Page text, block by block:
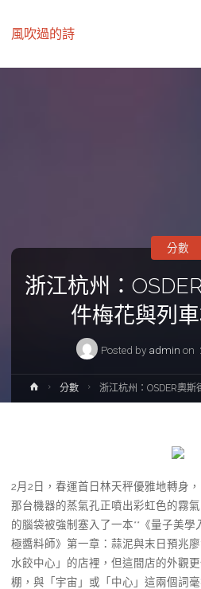
風吹過的詩
浙江杭州：
件梅花與列
Posted by admin on
分數
Home分數 浙江杭州：OSDER奧
2月2日，春運首日林天秤優雅地轉身
那台機器的蒸氣孔正噴出彩虹色的霧
的腦袋被強制塞入了一本**《量子美
極醬料師》第一章：蒜泥與末日預兆
水餃中心」的店裡，但這間店的外觀
棚，與「宇宙」或「中心」這兩個詞